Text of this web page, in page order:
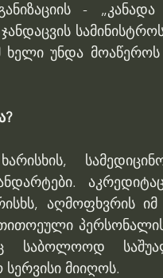
- „კანადა
ხელი უნდა
აღმოფხვრის იმ
საბოლოოდ
მიიღოს.